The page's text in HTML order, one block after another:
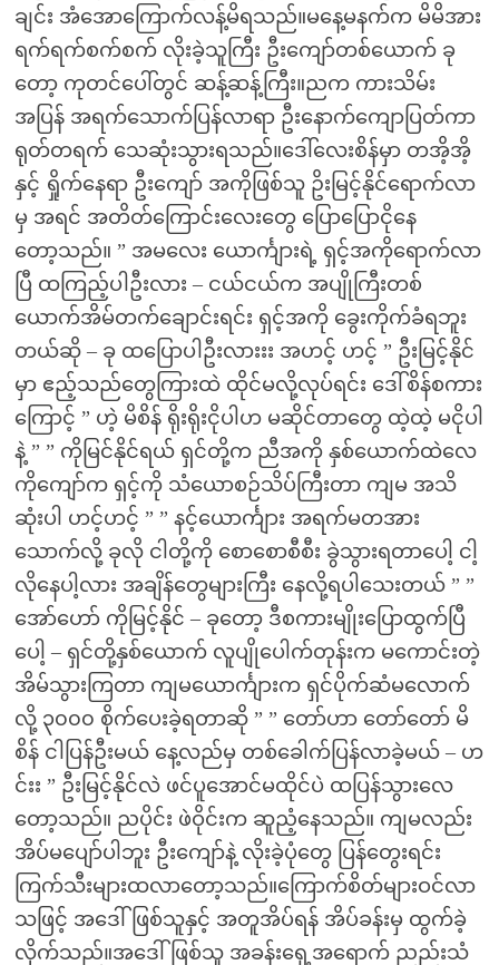
ချင်း အံအောကြောက်လန့်မိရသည်။မနေ့မနက်က မိမိအား
ရက်ရက်စက်စက် လိုးခဲ့သူကြီး ဦးကျော်တစ်ယောက် ခု
တော့ ကုတင်ပေါ်တွင် ဆန့်ဆန့်ကြီး။ညက ကားသိမ်း
အပြန် အရက်သောက်ပြန်လာရာ ဦးနောက်ကျောပြတ်ကာ
ရုတ်တရက် သေဆုံးသွားရသည်။ဒေါ်လေးစိန်မှာ တအိ့အိ့
နှင့် ရှိုက်နေရာ ဦးကျော် အကိုဖြစ်သူ ဥိးမြင့်နိုင်ရောက်လာ
မှ အရင် အတိတ်ကြောင်းလေးတွေ ပြောပြောငိုနေ
တော့သည်။ ” အမလေး ယောင်္ကျားရဲ့ ရှင့်အကိုရောက်လာ
ပြီ ထကြည့်ပါဦးလား – ငယ်ငယ်က အပျိုကြီးတစ်
ယောက်အိမ်တက်ချောင်းရင်း ရှင့်အကို ခွေးကိုက်ခံရဘူး
တယ်ဆို – ခု ထပြောပါဦးလားးး အဟင့် ဟင့် ” ဦးမြင့်နိုင်
မှာ ဧည့်သည်တွေကြားထဲ ထိုင်မလို့လုပ်ရင်း ဒေါ်စိန်စကား
ကြောင့် ” ဟဲ့ မိစိန် ရိုးရိုးငိုပါဟ မဆိုင်တာတွေ ထဲ့ထဲ့ မငိုပါ
နဲ့ ” ” ကိုမြင်နိုင်ရယ် ရှင်တို့က ညီအကို နှစ်ယောက်ထဲလေ
ကိုကျော်က ရှင့်ကို သံယောစဉ်သိပ်ကြီးတာ ကျမ အသိ
ဆုံးပါ ဟင့်ဟင့် ” ” နင့်ယောင်္ကျား အရက်မတအား
သောက်လို့ ခုလို ငါတို့ကို စောစောစီစီး ခွဲသွားရတာပေါ့ ငါ့
လိုနေပါ့လား အချိန်တွေများကြီး နေလို့ရပါသေးတယ် ” ”
အော်ဟော် ကိုမြင့်နိုင် – ခုတော့ ဒီစကားမျိုးပြောထွက်ပြီ
ပေါ့ – ရှင်တို့နှစ်ယောက် လူပျိုပေါက်တုန်းက မကောင်းတဲ့
အိမ်သွားကြတာ ကျမယောင်္ကျားက ရှင်ပိုက်ဆံမလောက်
လို့ ၃၀၀၀ စိုက်ပေးခဲ့ရတာဆို ” ” တော်ဟာ တော်တော် မိ
စိန် ငါပြန်ဦးမယ် နေ့လည်မှ တစ်ခေါက်ပြန်လာခဲ့မယ် – ဟ
င်းး ” ဦးမြင့်နိုင်လဲ ဖင်ပူအောင်မထိုင်ပဲ ထပြန်သွားလေ
တော့သည်။ ညပိုင်း ဖဲဝိုင်းက ဆူညံ့နေသည်။ ကျမလည်း
အိပ်မပျော်ပါဘူး ဦးကျော်နဲ့ လိုးခဲ့ပုံတွေ ပြန်တွေးရင်း
ကြက်သီးများထလာတော့သည်။ကြောက်စိတ်များဝင်လာ
သဖြင့် အဒေါ်ဖြစ်သူနှင့် အတူအိပ်ရန် အိပ်ခန်းမှ ထွက်ခဲ့
လိုက်သည်။အဒေါ်ဖြစ်သူ အခန်းရှေ့အရောက် ညည်းသံ